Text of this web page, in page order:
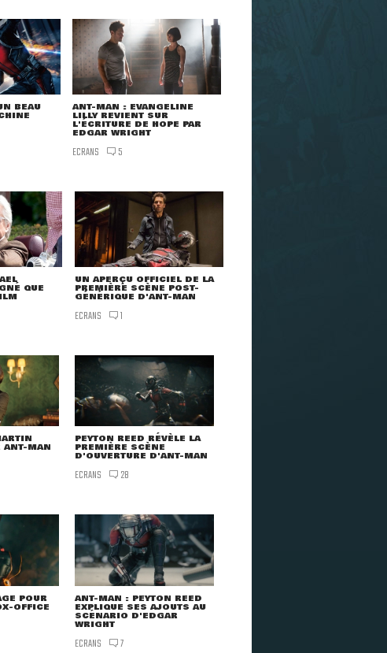
BEAU ANT-MAN : EVANGELINE
LILLY REVIENT SUR
L'ÉCRITURE DE HOPE PAR
EDGAR WRIGHT
ECRANS 5
QUE
UN APERÇU OFFICIEL DE LA
PREMIÈRE SCÈNE POST-
GÉNÉRIQUE D'ANT-MAN
ECRANS 1
ANT-MAN
PEYTON REED RÉVÈLE LA
PREMIÈRE SCÈNE
D'OUVERTURE D'ANT-MAN
ECRANS 28
POUR
OFFICE
ANT-MAN : PEYTON REED
EXPLIQUE SES AJOUTS AU
SCÉNARIO D'EDGAR
WRIGHT
ECRANS 7